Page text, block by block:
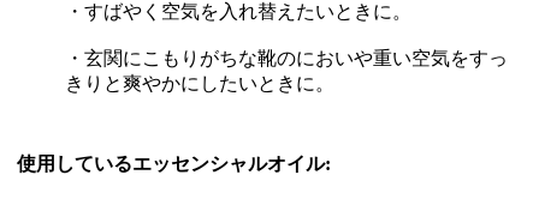
・すばやく空気を入れ替えたいときに。
・玄関にこもりがちな靴のにおいや重い空気をすっ
きりと爽やかにしたいときに。
使用しているエッセンシャルオイル: